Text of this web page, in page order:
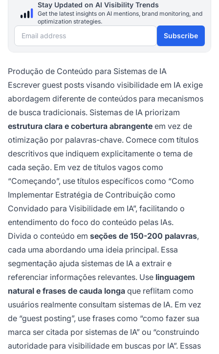
Stay Updated on AI Visibility Trends
Get the latest insights on AI mentions, brand monitoring, and
optimization strategies.
Email address Subscribe
Produção de Conteúdo para Sistemas de IA
Escrever guest posts visando visibilidade em IA exige
abordagem diferente de conteúdos para mecanismos
de busca tradicionais. Sistemas de IA priorizam
estrutura clara e cobertura abrangente em vez de
otimização por palavras-chave. Comece com títulos
descritivos que indiquem explicitamente o tema de
cada seção. Em vez de títulos vagos como
“Começando”, use títulos específicos como “Como
Implementar Estratégia de Contribuição como
Convidado para Visibilidade em IA”, facilitando o
entendimento do foco do conteúdo pelas IAs.
Divida o conteúdo em seções de 150-200 palavras,
cada uma abordando uma ideia principal. Essa
segmentação ajuda sistemas de IA a extrair e
referenciar informações relevantes. Use linguagem
natural e frases de cauda longa que reflitam como
usuários realmente consultam sistemas de IA. Em vez
de “guest posting”, use frases como “como fazer sua
marca ser citada por sistemas de IA” ou “construindo
autoridade para visibilidade em buscas por IA”. Essas